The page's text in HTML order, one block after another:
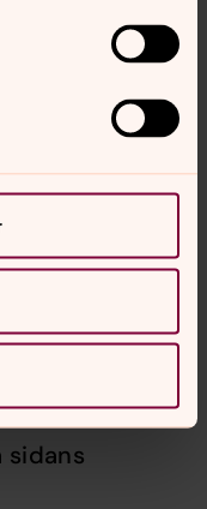
efter
bevis om utträde
av era
era rättigheter
för denna